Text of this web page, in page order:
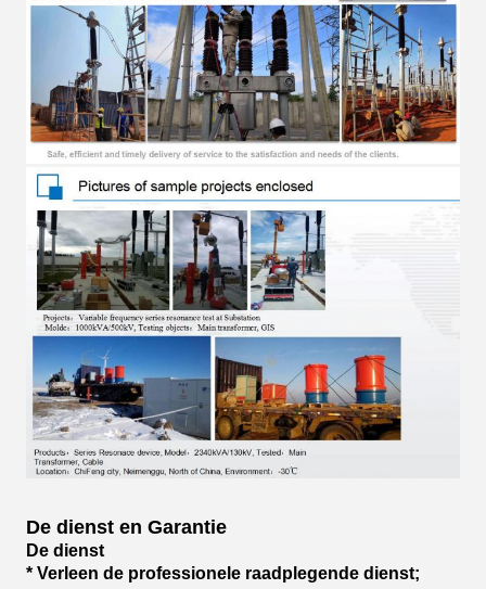
De dienst en Garantie
De dienst
* Verleen de professionele raadplegende dienst;